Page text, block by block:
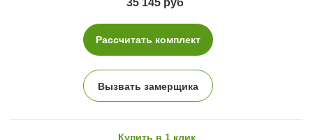
Рассчитать комплект
Вызвать замерщика
Купить в 1 клик